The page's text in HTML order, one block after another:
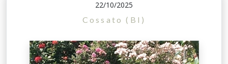
22/10/2025
Cossato (BI)